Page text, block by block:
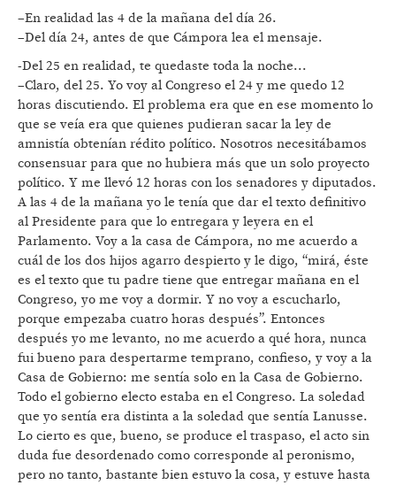
–En realidad las 4 de la mañana del día 26.
–Del día 24, antes de que Cámpora lea el mensaje.
-Del 25 en realidad, te quedaste toda la noche...
–Claro, del 25. Yo voy al Congreso el 24 y me quedo 12
horas discutiendo. El problema era que en ese momento lo
que se veía era que quienes pudieran sacar la ley de
amnistía obtenían rédito político. Nosotros necesitábamos
consensuar para que no hubiera más que un solo proyecto
político. Y me llevó 12 horas con los senadores y diputados.
A las 4 de la mañana yo le tenía que dar el texto definitivo
al Presidente para que lo entregara y leyera en el
Parlamento. Voy a la casa de Cámpora, no me acuerdo a
cuál de los dos hijos agarro despierto y le digo, “mirá, éste
es el texto que tu padre tiene que entregar mañana en el
Congreso, yo me voy a dormir. Y no voy a escucharlo,
porque empezaba cuatro horas después”. Entonces
después yo me levanto, no me acuerdo a qué hora, nunca
fui bueno para despertarme temprano, confieso, y voy a la
Casa de Gobierno: me sentía solo en la Casa de Gobierno.
Todo el gobierno electo estaba en el Congreso. La soledad
que yo sentía era distinta a la soledad que sentía Lanusse.
Lo cierto es que, bueno, se produce el traspaso, el acto sin
duda fue desordenado como corresponde al peronismo,
pero no tanto, bastante bien estuvo la cosa, y estuve hasta